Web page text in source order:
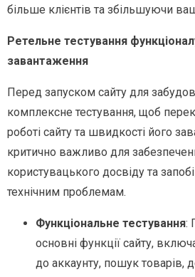
більше клієнтів та збільшуючи
Ретельне тестування
завантаження
Перед запуском сайту для
комплексне тестування, щоб
роботі сайту та швидкості його
критично важливо для
користувацького досвіду та
технічним проблемам.
Функціональне тестування:
основні функції сайту,
до аккаунту, пошук товарів,